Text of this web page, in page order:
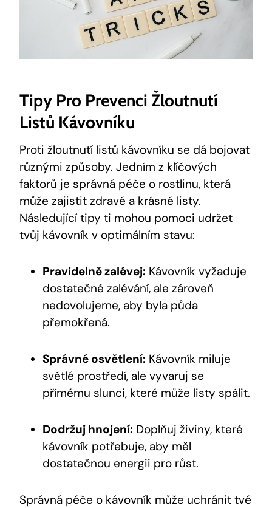
Tipy Pro Prevenci Žloutnutí
Listů Kávovníku
Proti žloutnutí listů kávovníku se dá bojovat
různými způsoby. Jedním z klíčových
faktorů je správná péče o rostlinu, která
může zajistit zdravé a krásné listy.
Následující tipy ti mohou pomoci udržet
tvůj kávovník v optimálním stavu:
Pravidelně zalévej: Kávovník vyžaduje
dostatečné zalévání, ale zároveň
nedovolujeme, aby byla půda
přemokřená.
Správné osvětlení: Kávovník miluje
světlé prostředí, ale vyvaruj se
přímému slunci, které může listy spálit.
Dodržuj hnojení: Doplňuj živiny, které
kávovník potřebuje, aby měl
dostatečnou energii pro růst.
Správná péče o kávovník může uchránit tvé